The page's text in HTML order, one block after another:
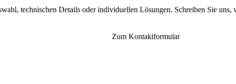
technischen Details oder individuellen Lösungen. Schreiben Sie
Zum Kontaktformular